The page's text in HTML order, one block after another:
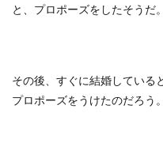
と、プロポーズをしたそうだ。
その後、すぐに結婚している
プロポーズをうけたのだろう。